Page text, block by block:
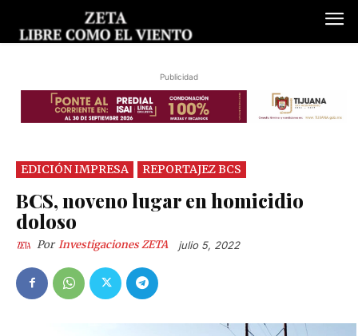
Publicidad
EDICIÓN IMPRESA REPORTAJEZ BCS
BCS, noveno lugar en homicidio
doloso
Por Investigaciones ZETA julio 5, 2022